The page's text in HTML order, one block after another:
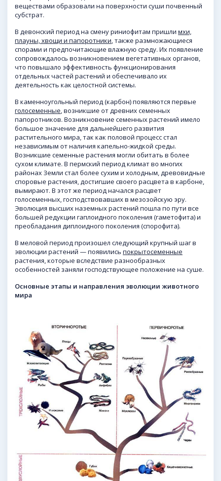
веществами образовали на поверхности суши почвенный
субстрат.
В девонский период на смену риниофитам пришли мхи,
плауны, хвощи и папоротники, также размножающиеся
спорами и предпочитающие влажную среду. Их появление
сопровождалось возникновением вегетативных органов,
что повышало эффективность функционирования
отдельных частей растений и обеспечивало их
деятельность как целостной системы.
В каменноугольный период (карбон) появляются первые
голосеменные, возникшие от древних семенных
папоротников. Возникновение семенных растений имело
большое значение для дальнейшего развития
растительного мира, так как половой процесс стал
независимым от наличия капельно-жидкой среды.
Возникшие семенные растения могли обитать в более
сухом климате. В пермский период климат во многих
районах Земли стал более сухим и холодным, древовидные
споровые растения, достигшие своего расцвета в карбоне,
вымирают. В этот же период начался расцвет
голосеменных, господствовавших в мезозойскую эру.
Эволюция высших наземных растений пошла по пути все
большей редукции гаплоидного поколения (гаметофита) и
преобладания диплоидного поколения (спорофита).
В меловой период произошел следующий крупный шаг в
эволюции растений — появились покрытосеменные
растения, которые вследствие разнообразных
особенностей заняли господствующее положение на суше.
Основные этапы и направления эволюции животного
мира